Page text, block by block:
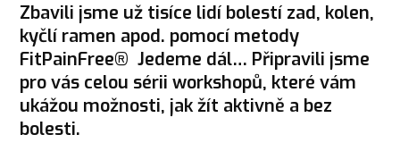
Zbavili jsme už tisíce lidí bolestí zad, kolen,
kyčlí ramen apod. pomocí metody
FitPainFree® Jedeme dál… Připravili jsme
pro vás celou sérii workshopů, které vám
ukážou možnosti, jak žít aktivně a bez
bolesti.